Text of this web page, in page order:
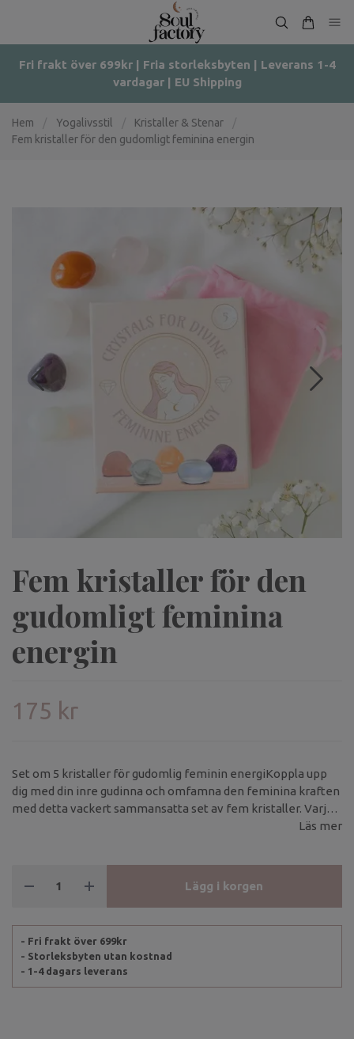
Fri frakt över 699kr | Fria storleksbyten | Leverans 1-4
vardagar | EU Shipping
Hem Yogalivsstil Kristaller & Stenar
Fem kristaller för den gudomligt feminina energin
Fem kristaller för den
gudomligt feminina
energin
175 kr
Set om 5 kristaller för gudomlig feminin energiKoppla upp
dig med din inre gudinna och omfamna den feminina kraften
med detta vackert sammansatta set av fem kristaller. Varje
sten är noggrant utvald för att väcka balans, inspiration och
kärlek till dig själv och hjärtats kraftPersikofärgad Aventurin
vackra kristaller – det är en ritual för att stärka din feminina
energi, hitta balans och öppna ditt hjärta.
Läs mer
Lägg i korgen
- Fri frakt över 699kr
- Storleksbyten utan kostnad
- 1-4 dagars leverans